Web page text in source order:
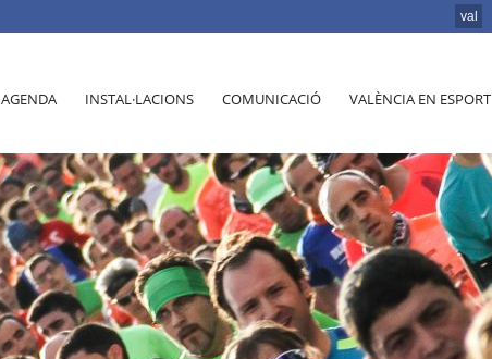
val
AGENDA INSTAL·LACIONS COMUNICACIÓ VALÈNCIA EN ESPORT